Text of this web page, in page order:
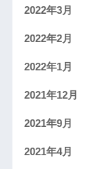
2022年3月
2022年2月
2022年1月
2021年12月
2021年9月
2021年4月